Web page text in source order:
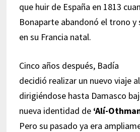
que huir de España en 1813
Bonaparte abandonó el trono y
en su Francia natal.
Cinco años después, Badía
decidió realizar un nuevo viaje
dirigiéndose hasta Damasco
nueva identidad de ‘Alí-
Pero su pasado ya era